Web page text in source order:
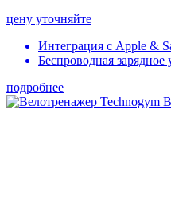
цену уточняйте
Интеграция с Apple &
Беспроводная зарядное
подробнее